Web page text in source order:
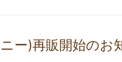
ー)再販開始のお